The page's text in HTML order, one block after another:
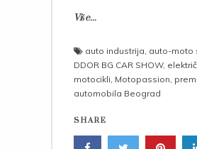
Više...
auto industrija auto-moto
DDOR BG CAR SHOW,
motocikli Motopassion
automobila Beograd
SHARE